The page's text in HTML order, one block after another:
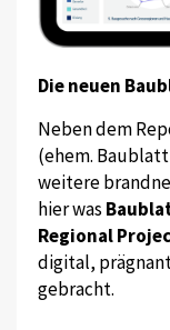
Die neuen
Neben dem
(ehem.
weitere
hier was
Regional
digital,
gebracht.